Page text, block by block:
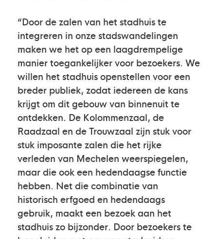
“Door de zalen van het stadhuis te
integreren in onze stadswandelingen
maken we het op een laagdrempelige
manier toegankelijker voor bezoekers. We
willen het stadhuis openstellen voor een
breder publiek, zodat iedereen de kans
krijgt om dit gebouw van binnenuit te
ontdekken. De Kolommenzaal, de
Raadzaal en de Trouwzaal zijn stuk voor
stuk imposante zalen die het rijke
verleden van Mechelen weerspiegelen,
maar die ook een hedendaagse functie
hebben. Net die combinatie van
historisch erfgoed en hedendaags
gebruik, maakt een bezoek aan het
stadhuis zo bijzonder. Door bezoekers te